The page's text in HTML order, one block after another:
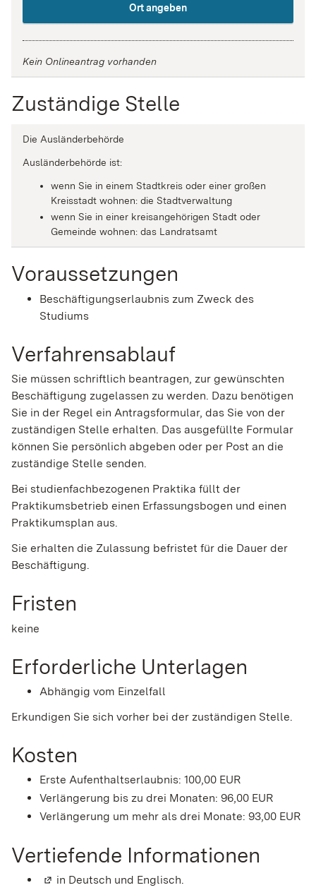
Ort angeben
Kein Onlineantrag vorhanden
Zuständige Stelle
Die Ausländerbehörde
Ausländerbehörde ist:
wenn Sie in einem Stadtkreis oder einer großen
Kreisstadt wohnen: die Stadtverwaltung
wenn Sie in einer kreisangehörigen Stadt oder
Gemeinde wohnen: das Landratsamt
Voraussetzungen
Beschäftigungserlaubnis zum Zweck des
Studiums
Verfahrensablauf
Sie müssen schriftlich beantragen, zur gewünschten
Beschäftigung zugelassen zu werden. Dazu benötigen
Sie in der Regel ein Antragsformular, das Sie von der
zuständigen Stelle erhalten. Das ausgefüllte Formular
können Sie persönlich abgeben oder per Post an die
zuständige Stelle senden.
Bei studienfachbezogenen Praktika füllt der
Praktikumsbetrieb einen Erfassungsbogen und einen
Praktikumsplan aus.
Sie erhalten die Zulassung befristet für die Dauer der
Beschäftigung.
Fristen
keine
Erforderliche Unterlagen
Abhängig vom Einzelfall
Erkundigen Sie sich vorher bei der zuständigen Stelle.
Kosten
Erste Aufenthaltserlaubnis: 100,00 EUR
Verlängerung bis zu drei Monaten: 96,00 EUR
Verlängerung um mehr als drei Monate: 93,00 EUR
Vertiefende Informationen
(Wird in einem neuen Fenster geöffnet)
in Deutsch und Englisch.